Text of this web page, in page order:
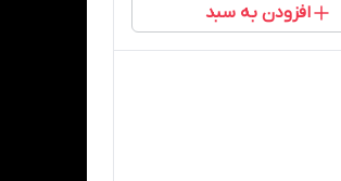
افزودن به سبد